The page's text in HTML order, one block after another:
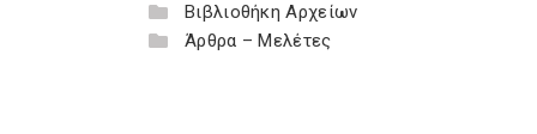
Βιβλιοθήκη Αρχείων
Άρθρα – Μελέτες